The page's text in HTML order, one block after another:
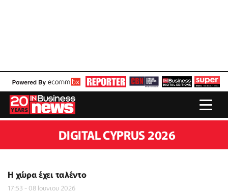
DIGITAL CYPRUS 2026
Η χώρα έχει ταλέντο
17:53 - 08 Ιουνιου 2026